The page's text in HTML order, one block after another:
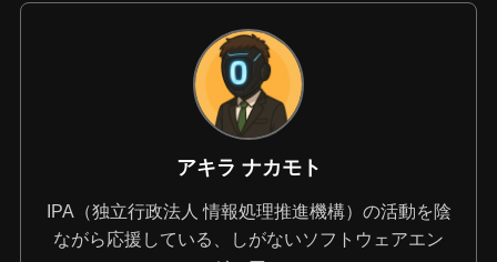
アキラ ナカモト
IPA（独立行政法人 情報処理推進機構）の活動を陰
ながら応援している、しがないソフトウェアエン